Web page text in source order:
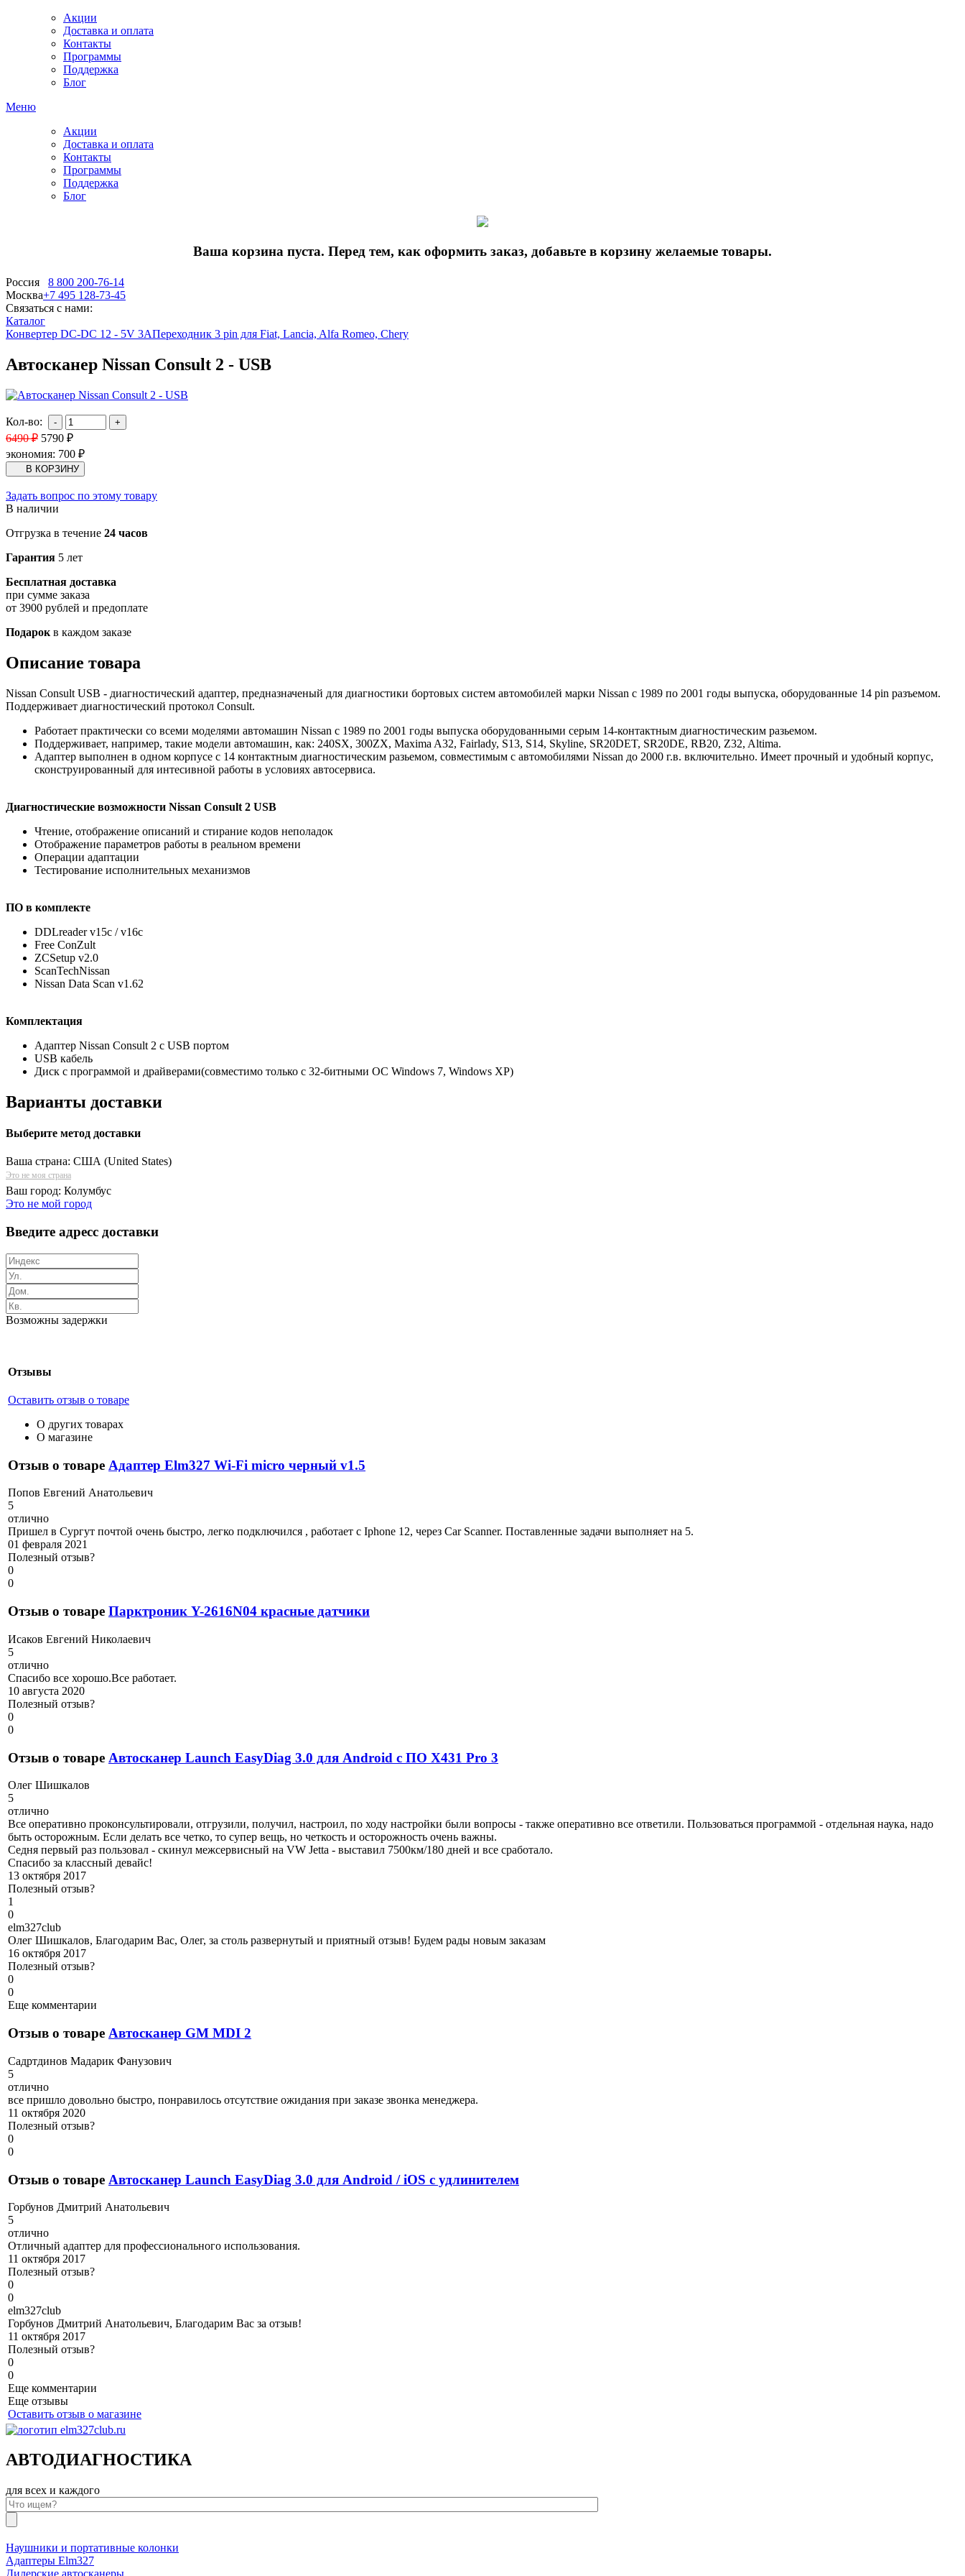
Акции
Доставка и оплата
Контакты
Программы
Поддержка
Блог
Меню
Акции
Доставка и оплата
Контакты
Программы
Поддержка
Блог
Ваша корзина пуста. Перед тем, как оформить заказ, добавьте в корзину желаемые товары.
Россия
8 800 200-76-14
Москва+7 495 128-73-45
Связаться с нами:
Каталог
Конвертер DC-DC 12 - 5V 3AПереходник 3 pin для Fiat, Lancia, Alfa Romeo, Chery
Автосканер Nissan Consult 2 - USB
Кол-во:
6490₽ 5790 ₽
экономия: 700 ₽
Задать вопрос по этому товару
В наличии
Отгрузка в течение 24 часов
Гарантия 5 лет
Бесплатная доставка
при сумме заказа
от 3900 рублей и предоплате
Подарок в каждом заказе
Описание товара
Nissan Consult USB - диагностический адаптер, предназначеный для диагностики бортовых систем автомобилей марки Nissan с 1989 по 2001 годы выпуска, оборудованные 14 pin разъемом.
Поддерживает диагностический протокол Consult.
Работает практически со всеми моделями автомашин Nissan с 1989 по 2001 годы выпуска оборудованными серым 14-контактным диагностическим разьемом.
Поддерживает, например, такие модели автомашин, как: 240SX, 300ZX, Maxima A32, Fairlady, S13, S14, Skyline, SR20DET, SR20DE, RB20, Z32, Altima.
Адаптер выполнен в одном корпусе с 14 контактным диагностическим разьемом, совместимым с автомобилями Nissan до 2000 г.в. включительно. Имеет прочный и удобный корпус,
сконструированный для интесивной работы в условиях автосервиса.
Диагностические возможности Nissan Consult 2 USB
Чтение, отображение описаний и стирание кодов неполадок
Отображение параметров работы в реальном времени
Операции адаптации
Тестирование исполнительных механизмов
ПО в комплекте
DDLreader v15c / v16c
Free ConZult
ZCSetup v2.0
ScanTechNissan
Nissan Data Scan v1.62
Комплектация
Адаптер Nissan Consult 2 с USB портом
USB кабель
Диск с программой и драйверами(совместимо только с 32-битными ОС Windows 7, Windows XP)
Варианты доставки
Выберите метод доставки
Ваша страна: США (United States)
Это не моя страна
Ваш город: Колумбус
Это не мой город
Введите адресс доставки
Возможны задержки
Отзывы
Оставить отзыв о товаре
О других товарах
О магазине
Отзыв о товаре Адаптер Elm327 Wi-Fi micro черный v1.5
Попов Евгений Анатольевич
5
отлично
Пришел в Сургут почтой очень быстро, легко подключился , работает с Iphone 12, через Car Scanner. Поставленные задачи выполняет на 5.
01 февраля 2021
Полезный отзыв?
0
0
Отзыв о товаре Парктроник Y-2616N04 красные датчики
Исаков Евгений Николаевич
5
отлично
Спасибо все хорошо.Все работает.
10 августа 2020
Полезный отзыв?
0
0
Отзыв о товаре Автосканер Launch EasyDiag 3.0 для Android c ПО X431 Pro 3
Олег Шишкалов
5
отлично
Все оперативно проконсультировали, отгрузили, получил, настроил, по ходу настройки были вопросы - также оперативно все ответили. Пользоваться программой - отдельная наука, надо
быть осторожным. Если делать все четко, то супер вещь, но четкость и осторожность очень важны.
Седня первый раз пользовал - скинул межсервисный на VW Jetta - выставил 7500км/180 дней и все сработало.
Спасибо за классный девайс!
13 октября 2017
Полезный отзыв?
1
0
elm327club
Олег Шишкалов, Благодарим Вас, Олег, за столь развернутый и приятный отзыв! Будем рады новым заказам
16 октября 2017
Полезный отзыв?
0
0
Еще комментарии
Отзыв о товаре Автосканер GM MDI 2
Садртдинов Мадарик Фанузович
5
отлично
все пришло довольно быстро, понравилось отсутствие ожидания при заказе звонка менеджера.
11 октября 2020
Полезный отзыв?
0
0
Отзыв о товаре Автосканер Launch EasyDiag 3.0 для Android / iOS с удлинителем
Горбунов Дмитрий Анатольевич
5
отлично
Отличный адаптер для профессионального использования.
11 октября 2017
Полезный отзыв?
0
0
elm327club
Горбунов Дмитрий Анатольевич, Благодарим Вас за отзыв!
11 октября 2017
Полезный отзыв?
0
0
Еще комментарии
Еще отзывы
Оставить отзыв о магазине
АВТОДИАГНОСТИКА
для всех и каждого
Наушники и портативные колонки
Адаптеры Elm327